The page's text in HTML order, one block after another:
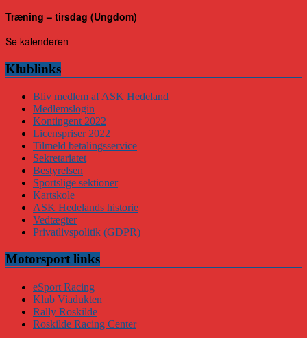
Træning – tirsdag (Ungdom)
Se kalenderen
Klublinks
Bliv medlem af ASK Hedeland
Medlemslogin
Kontingent 2022
Licenspriser 2022
Tilmeld betalingsservice
Sekretariatet
Bestyrelsen
Sportslige sektioner
Kartskole
ASK Hedelands historie
Vedtægter
Privatlivspolitik (GDPR)
Motorsport links
eSport Racing
Klub Viadukten
Rally Roskilde
Roskilde Racing Center